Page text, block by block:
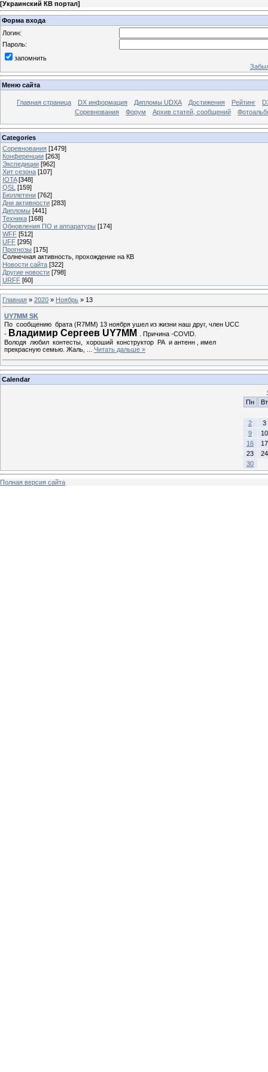
[Украинский КВ портал]
Форма входа
Логин:
Пароль:
запомнить
Меню сайта
Главная страница DX информация Дипломы UDXA Достижения Рейтинг
Соревнования
Форум Архив статей, сообщений
Categories
Соревнования [1479]
Конференции [263]
Экспедиции [962]
Хит сезона [107]
IOTA [348]
QSL [159]
Бюллетени [762]
Дни активности [283]
Дипломы [441]
Техника [168]
Обновления ПО и аппаратуры [174]
WFF [512]
UFF [295]
Прогнозы [175]
Солнечная активность, прохождение на КВ
Новости сайта [322]
Другие новости [798]
URFF [60]
Главная » 2020 » Ноябрь » 13
UY7MM SK
По сообщению брата (R7MM) 13 ноября ушел из жизни наш друг, член UCC
- Владимир Сергеев UY7MM
. Причина -COVID.
Володя любил контесты, хороший конструктор РА и антенн , имел
прекрасную семью. Жаль,
Читать дальше »
Calendar
Пн
Вт
2
3
9
10
16
17
23
24
30
Полная версия сайта